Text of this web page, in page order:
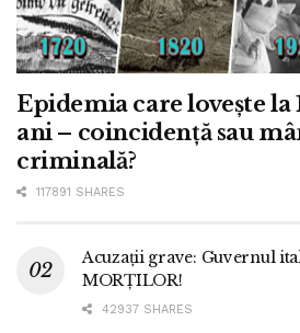
Epidemia care lovește la
ani – coincidență sau
criminală?
117891 SHARES
Acuzații grave: Guvernul
MORȚILOR!
42937 SHARES